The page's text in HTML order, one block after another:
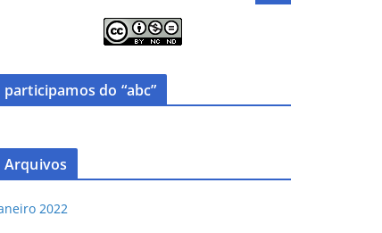
participamos do “abc”
Arquivos
2022